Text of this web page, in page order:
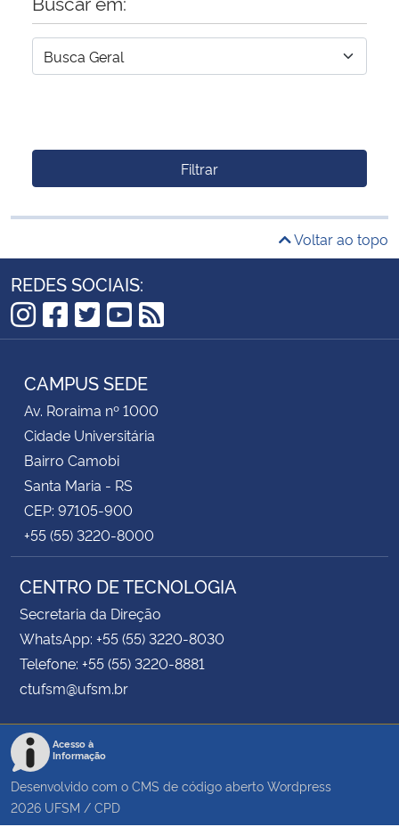
Filtrar
Voltar ao topo
REDES SOCIAIS:
Instagram
Facebook
Twitter
YouTube
RSS
CAMPUS SEDE
Av. Roraima nº 1000
Cidade Universitária
Bairro Camobi
Santa Maria - RS
CEP: 97105-900
+55 (55) 3220-8000
CENTRO DE TECNOLOGIA
Secretaria da Direção
WhatsApp: +55 (55) 3220-8030
Telefone: +55 (55) 3220-8881
ctufsm@ufsm.br
Acesso à
Informação
Desenvolvido com o CMS de código aberto Wordpress
2026 UFSM / CPD